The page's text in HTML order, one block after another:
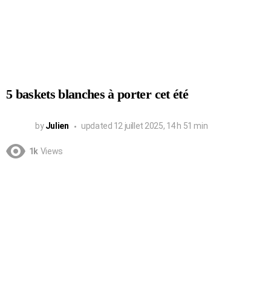
5 baskets blanches à porter cet été
by Julien updated 12 juillet 2025, 14 h 51 min
1k Views